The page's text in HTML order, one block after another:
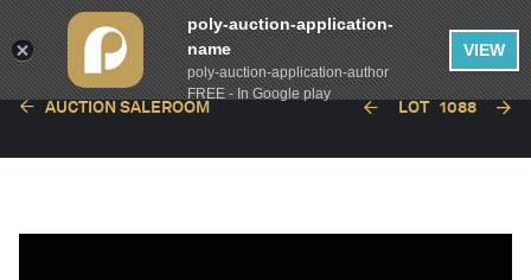
AUCTION SALEROOM LOT 1088
poly-auction-application-
name
poly-auction-application-author
FREE - In Google play
VIEW